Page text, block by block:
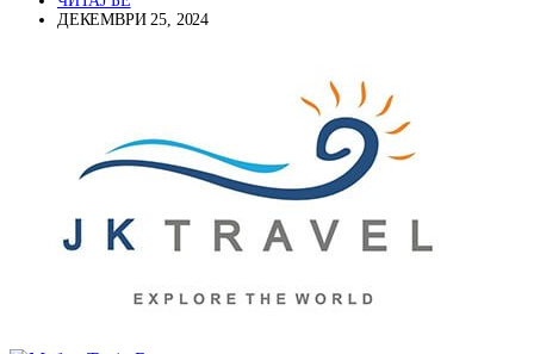
ДЕКЕМВРИ 25, 2024